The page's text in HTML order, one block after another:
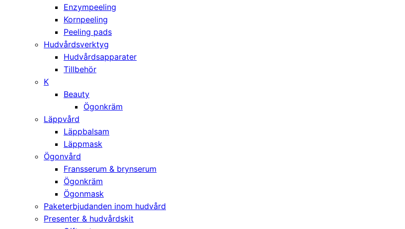
Enzympeeling
Kornpeeling
Peeling pads
Hudvårdsverktyg
Hudvårdsapparater
Tillbehör
K
Beauty
Ögonkräm
Läppvård
Läppbalsam
Läppmask
Ögonvård
Fransserum & brynserum
Ögonkräm
Ögonmask
Paketerbjudanden inom hudvård
Presenter & hudvårdskit